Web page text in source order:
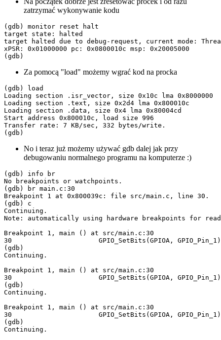
zatrzymać wykonywanie kodu
(gdb) monitor reset halt
target state: halted
target halted due to debug-request, current mode:
xPSR: 0x01000000 pc: 0x0800010c msp: 0x20005000
(gdb)
Za pomocą "load" możemy wgrać kod na procka
(gdb) load
Loading section .isr_vector, size 0x10c lma 0x8000000
Loading section .text, size 0x2d4 lma 0x800010c
Loading section .data, size 0x4 lma 0x80004cd
Start address 0x800010c, load size 996
Transfer rate: 7 KB/sec, 332 bytes/write.
(gdb)
No i teraz już możemy używać gdb dalej jak przy
debugowaniu normalnego programu na komputerze :)
(gdb) info br
No breakpoints or watchpoints.
(gdb) br main.c:30
Breakpoint 1 at 0x800039c: file src/main.c, line 30.
(gdb) c
Continuing.
Note: automatically using hardware breakpoints for
Breakpoint 1, main () at src/main.c:30
30			GPIO_SetBits(GPIOA, GPIO_Pin_1);
(gdb)
Continuing.
Breakpoint 1, main () at src/main.c:30
30			GPIO_SetBits(GPIOA, GPIO_Pin_1);
(gdb)
Continuing.
Breakpoint 1, main () at src/main.c:30
30			GPIO_SetBits(GPIOA, GPIO_Pin_1);
(gdb)
Continuing.